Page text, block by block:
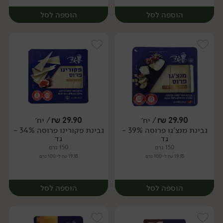
הוספה לסל
יח׳
הוספה לסל
יח׳
29.90
₪/ יח׳
גבינת מנצ'גו פרוסה 39% -
גד
150 גרם
19.93 ₪ ל-100 גרם
הוספה לסל
29.90
₪/ יח׳
גבינת פקורינו פרוסה 34% -
גד
150 גרם
19.93 ₪ ל-100 גרם
הוספה לסל